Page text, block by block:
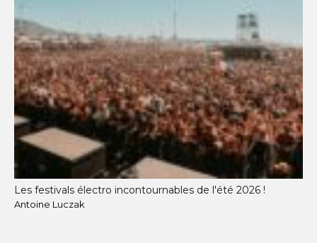
Les festivals électro incontournables de l'été 2026 !
Antoine Luczak